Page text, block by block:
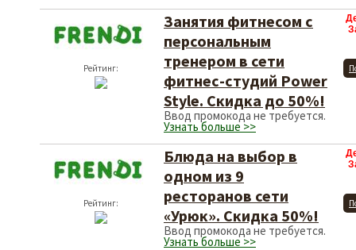
Рейтинг:
Занятия фитнесом с
персональным
тренером в сети
фитнес-студий Power
Style. Скидка до 50%!
Ввод промокода не требуется.
Узнать больше >>
Рейтинг:
Блюда на выбор в
одном из 9
ресторанов сети
«Урюк». Скидка 50%!
Ввод промокода не требуется.
Узнать больше >>